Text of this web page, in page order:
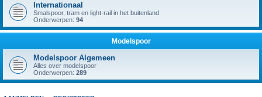
Internationaal
Smalspoor, tram en light-rail in het buitenland
Onderwerpen: 94
Modelspoor
Modelspoor Algemeen
Alles over modelspoor
Onderwerpen: 289